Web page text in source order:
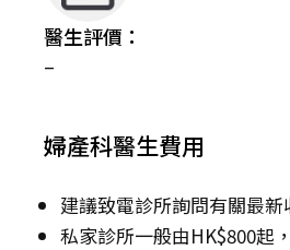
醫生評價：
–
婦產科醫生費用
建議致電診所詢問有關最新
私家診所一般由HK$800起